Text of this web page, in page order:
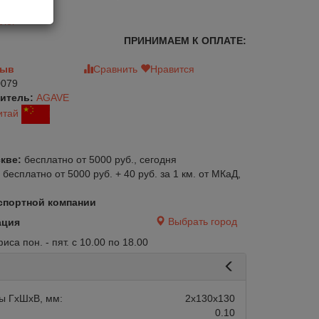
ПРИНИМАЕМ К ОПЛАТЕ:
Сравнить
Нравится
AGAVE
бесплатно от 5000 руб., сегодня
бесплатно от 5000 руб. + 40 руб. за 1 км. от МКаД,
компании
Выбрать город
пон. - пят. с 10.00 по 18.00
ГхШхВ, мм:
2х130х130
0.10